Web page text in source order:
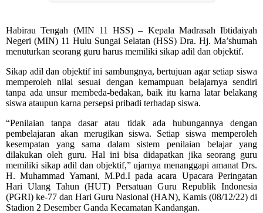
Habirau Tengah (MIN 11 HSS) – Kepala Madrasah Ibtidaiyah
Negeri (MIN) 11 Hulu Sungai Selatan (HSS) Dra. Hj. Ma’shumah
menuturkan seorang guru harus memiliki sikap adil dan objektif.
Sikap adil dan objektif ini sambungnya, bertujuan agar setiap siswa
memperoleh nilai sesuai dengan kemampuan belajarnya sendiri
tanpa ada unsur membeda-bedakan, baik itu karna latar belakang
siswa ataupun karna persepsi pribadi terhadap siswa.
“Penilaian tanpa dasar atau tidak ada hubungannya dengan
pembelajaran akan merugikan siswa. Setiap siswa memperoleh
kesempatan yang sama dalam sistem penilaian belajar yang
dilakukan oleh guru. Hal ini bisa didapatkan jika seorang guru
memiliki sikap adil dan objektif,” ujarnya menanggapi amanat Drs.
H. Muhammad Yamani, M.Pd.I pada acara Upacara Peringatan
Hari Ulang Tahun (HUT) Persatuan Guru Republik Indonesia
(PGRI) ke-77 dan Hari Guru Nasional (HAN), Kamis (08/12/22) di
Stadion 2 Desember Ganda Kecamatan Kandangan.